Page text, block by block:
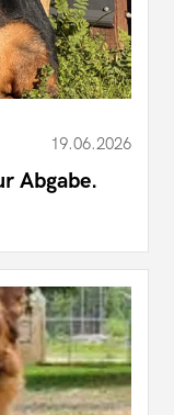
19.06.2026
Abgabe.